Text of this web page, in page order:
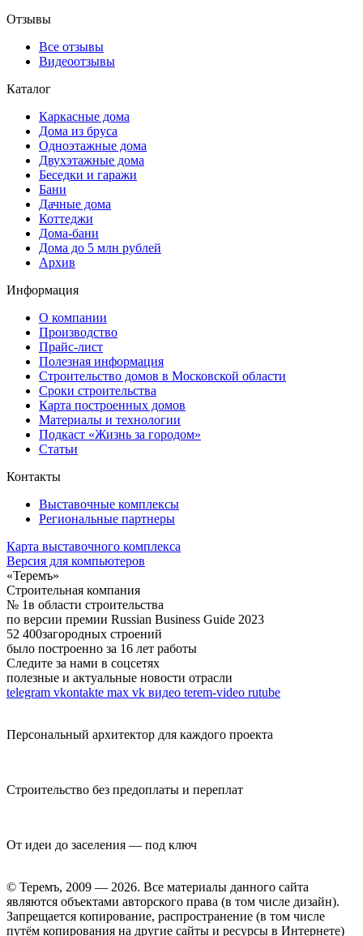
Отзывы
Все отзывы
Видеоотзывы
Каталог
Каркасные дома
Дома из бруса
Одноэтажные дома
Двухэтажные дома
Беседки и гаражи
Бани
Дачные дома
Коттеджи
Дома-бани
Дома до 5 млн рублей
Архив
Информация
О компании
Производство
Прайс-лист
Полезная информация
Строительство домов в Московской области
Сроки строительства
Карта построенных домов
Материалы и технологии
Подкаст «Жизнь за городом»
Статьи
Контакты
Выставочные комплексы
Региональные партнеры
Карта выставочного комплекса
Версия для компьютеров
«Теремъ»
Строительная компания
№ 1в области строительства
по версии премии Russian Business Guide 2023
52 400загородных строений
было построенно за 16 лет работы
Следите за нами в соцсетях
полезные и актуальные новости отрасли
telegram vkontakte max vk видео terem-video rutube
Персональный архитектор для каждого проекта
Строительство без предоплаты и переплат
От идеи до заселения — под ключ
© Теремъ, 2009 — 2026. Все материалы данного сайта
являются объектами авторского права (в том числе дизайн).
Запрещается копирование, распространение (в том числе
путём копирования на другие сайты и ресурсы в Интернете)